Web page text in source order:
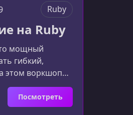
архитектурных
Ruby
на Ruby
мощный
гибкий,
этом воркшопе
где их
более
описание и
Посмотреть